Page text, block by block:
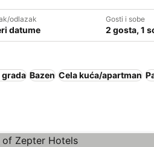
odlazak
datume
Gosti i sobe
2 gosta, 1
grada Bazen Cela kuća/apartman